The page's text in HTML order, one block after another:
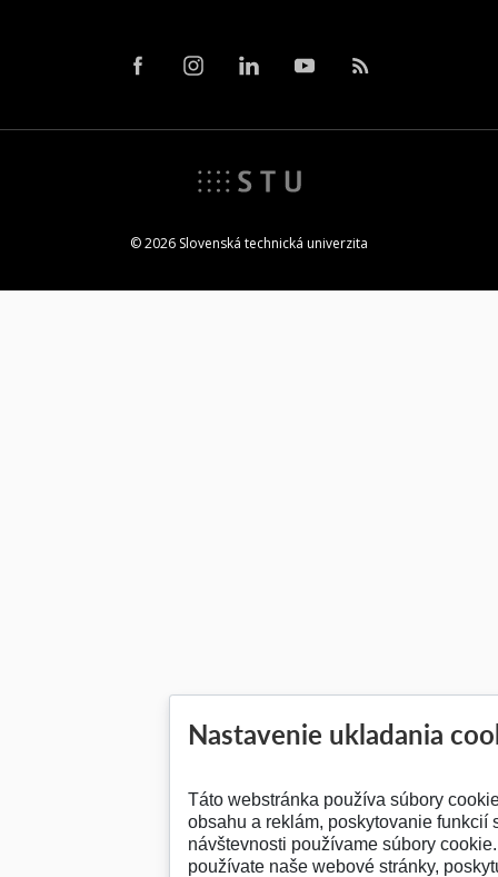
© 2026 Slovenská technická univerzita
Nastavenie ukladania
Táto webstránka používa súbory
obsahu a reklám, poskytovanie funkcií
návštevnosti používame súbory
používate naše webové stránky,